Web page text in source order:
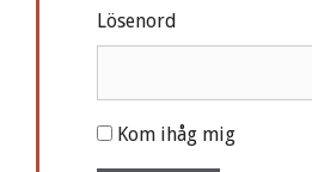
Lösenord
A
l
Kom ihåg mig